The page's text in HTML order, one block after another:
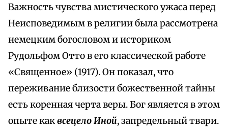
Важность чувства мистического ужаса перед
Неисповедимым в религии была рассмотрена
немецким богословом и историком
Рудольфом Отто в его классической работе
«Священное» (1917). Он показал, что
переживание близости божественной тайны
есть коренная черта веры. Бог является в этом
опыте каквсецело Иной, запредельный твари.